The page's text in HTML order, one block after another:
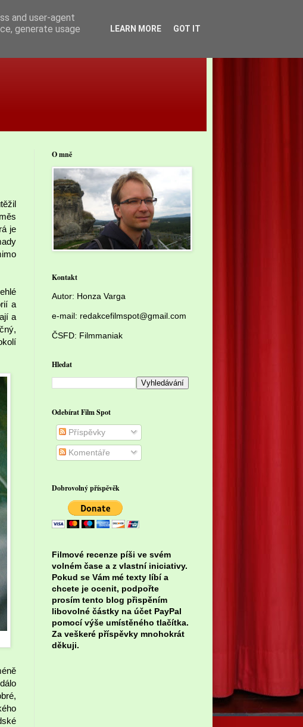
je
a
a
O mně
Kontakt
Autor: Honza Varga
e-mail: redakcefilmspot@gmail.com
ČSFD: Filmmaniak
Hledat
Odebírat Film Spot
Příspěvky
Komentáře
Dobrovolný příspěvěk
Filmové recenze píši ve svém
volném čase a z vlastní iniciativy.
Pokud se Vám mé texty líbí a
chcete je ocenit, podpořte
prosím tento blog přispěním
libovolné částky na účet PayPal
pomocí výše umístěného tlačítka.
Za veškeré příspěvky mnohokrát
děkuji.
and user-agent
generate usage
LEARN MORE GOT IT